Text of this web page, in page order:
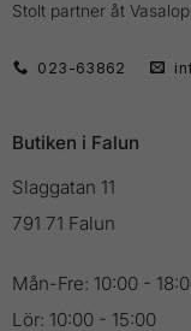
Stolt partner åt
023-63862
Butiken i Falun
Slaggatan 11
791 71 Falun
Mån-Fre: 10:00 -
Lör: 10:00 - 15:00